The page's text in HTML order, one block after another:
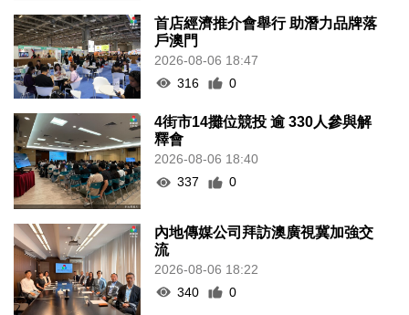
首店經濟推介會舉行 助潛力品牌落
戶澳門
2026-08-06 18:47
316
0
4街市14攤位競投 逾 330人參與解
釋會
2026-08-06 18:40
337
0
內地傳媒公司拜訪澳廣視冀加強交
流
2026-08-06 18:22
340
0